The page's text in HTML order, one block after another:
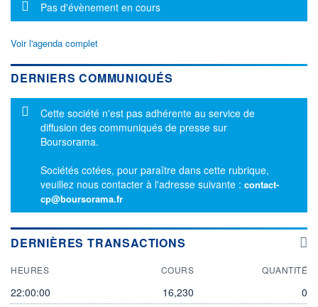
Message d'information
Pas d'évènement en cours
Voir l'agenda complet
DERNIERS COMMUNIQUÉS
Message d'information
Cette société n'est pas adhérente au service de
diffusion des communiqués de presse sur
Boursorama.
Sociétés cotées, pour paraître dans cette rubrique,
veuillez nous contacter à l'adresse suivante : contact-
cp@boursorama.fr
DERNIÈRES TRANSACTIONS
HEURES COURS QUANTITÉ
22:00:00 16,230
0